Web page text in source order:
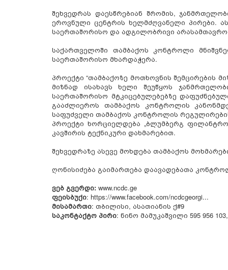
შეხვედრას დაესწრებიან შრომის,
ეროვნული ცენტრის ხელმძღვანელი პირები.
საერთაშორისო და ადგილობრივი
საქართველოში თამბაქოს კონტროლი
საერთაშორისო მხარდაჭერა.
პროექტი “თამბაქოზე მოთხოვნის შემცირების
მიზნად ისახავს ხელი შეუწყოს
საერთაშორისო მტკიცებულებებზე
გააძლიეროს თამბაქოს კონტროლის
საფუძველი თამბაქოს კონტროლის
პროექტი ხორციელდება „ბლუმბერგ
კავშირის ტექნიკური დახმარებით.
შეხვედრაზე ასევე მოხდება თამბაქოს
ღონისიძება გაიმართება დაავადებათა
ვებ გვერდი: www.ncdc.ge
ფეისბუქი: https://www.facebook.com/ncdcgeorgi...
მისამართი: თბილისი, ასათიანის ქ#9
საკონტაქტო პირი: ნინო მამუკაშვილი 595 956